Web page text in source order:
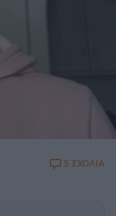
5 ΣΧΟΛΙΑ